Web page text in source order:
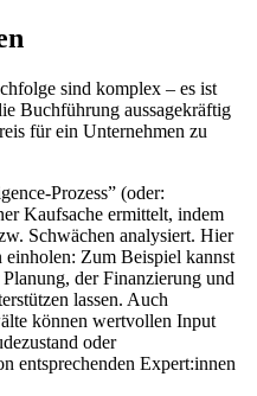
sind komplex – es ist
Buchführung aussagekräftig
für ein Unternehmen zu
Prozess” (oder:
Kaufsache ermittelt, indem
Schwächen analysiert. Hier
einholen: Zum Beispiel kannst
der Finanzierung und
lassen. Auch
können wertvollen Input
oder
entsprechenden Expert:innen